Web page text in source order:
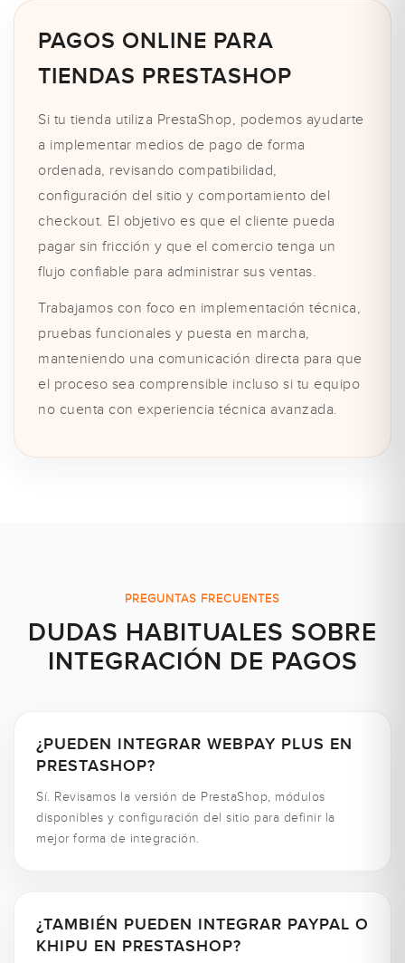
PAGOS ONLINE PARA
TIENDAS PRESTASHOP
Si tu tienda utiliza PrestaShop, podemos ayudarte
a implementar medios de pago de forma
ordenada, revisando compatibilidad,
configuración del sitio y comportamiento del
checkout. El objetivo es que el cliente pueda
pagar sin fricción y que el comercio tenga un
flujo confiable para administrar sus ventas.
Trabajamos con foco en implementación técnica,
pruebas funcionales y puesta en marcha,
manteniendo una comunicación directa para que
el proceso sea comprensible incluso si tu equipo
no cuenta con experiencia técnica avanzada.
PREGUNTAS FRECUENTES
DUDAS HABITUALES SOBRE
INTEGRACIÓN DE PAGOS
¿PUEDEN INTEGRAR WEBPAY PLUS EN
PRESTASHOP?
Sí. Revisamos la versión de PrestaShop, módulos
disponibles y configuración del sitio para definir la
mejor forma de integración.
¿TAMBIÉN PUEDEN INTEGRAR PAYPAL O
KHIPU EN PRESTASHOP?